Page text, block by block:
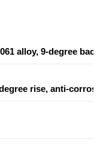
alloy, 9-degree
rise, anti-